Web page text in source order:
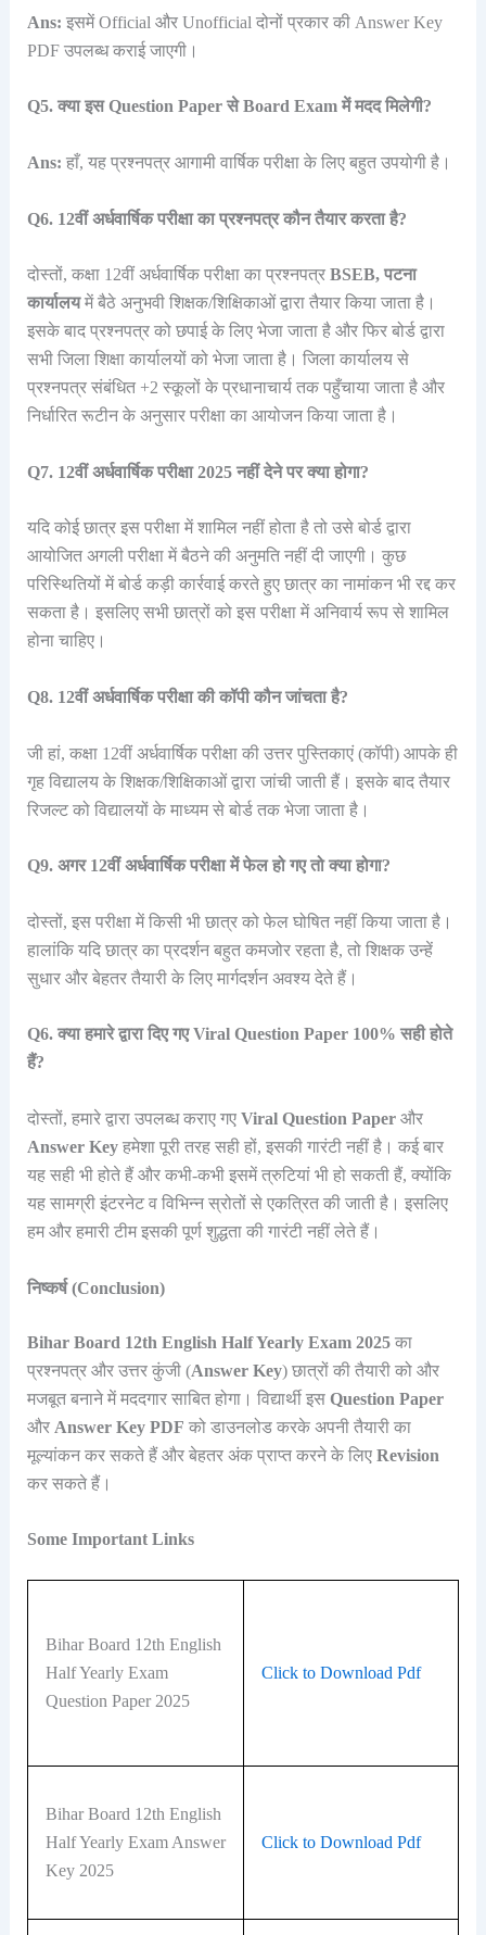
Ans: इसमें Official और Unofficial दोनों प्रकार की Answer Key
PDF उपलब्ध कराई जाएगी।
Q5. क्या इस Question Paper से Board Exam में मदद मिलेगी?
Ans: हाँ, यह प्रश्नपत्र आगामी वार्षिक परीक्षा के लिए बहुत उपयोगी है।
Q6. 12वीं अर्धवार्षिक परीक्षा का प्रश्नपत्र कौन तैयार करता है?
दोस्तों, कक्षा 12वीं अर्धवार्षिक परीक्षा का प्रश्नपत्र BSEB, पटना
कार्यालयमें बैठे अनुभवी शिक्षक/शिक्षिकाओं द्वारा तैयार किया जाता है।
इसके बाद प्रश्नपत्र को छपाई के लिए भेजा जाता है और फिर बोर्ड द्वारा
सभी जिला शिक्षा कार्यालयों को भेजा जाता है। जिला कार्यालय से
प्रश्नपत्र संबंधित +2 स्कूलों के प्रधानाचार्य तक पहुँचाया जाता है और
निर्धारित रूटीन के अनुसार परीक्षा का आयोजन किया जाता है।
Q7. 12वीं अर्धवार्षिक परीक्षा 2025 नहीं देने पर क्या होगा?
यदि कोई छात्र इस परीक्षा में शामिल नहीं होता है तो उसे बोर्ड द्वारा
आयोजित अगली परीक्षा में बैठने की अनुमति नहीं दी जाएगी। कुछ
परिस्थितियों में बोर्ड कड़ी कार्रवाई करते हुए छात्र का नामांकन भी रद्द कर
सकता है। इसलिए सभी छात्रों को इस परीक्षा में अनिवार्य रूप से शामिल
होना चाहिए।
Q8. 12वीं अर्धवार्षिक परीक्षा की कॉपी कौन जांचता है?
जी हां, कक्षा 12वीं अर्धवार्षिक परीक्षा की उत्तर पुस्तिकाएं (कॉपी) आपके ही
गृह विद्यालय के शिक्षक/शिक्षिकाओं द्वारा जांची जाती हैं। इसके बाद तैयार
रिजल्ट को विद्यालयों के माध्यम से बोर्ड तक भेजा जाता है।
Q9. अगर 12वीं अर्धवार्षिक परीक्षा में फेल हो गए तो क्या होगा?
दोस्तों, इस परीक्षा में किसी भी छात्र को फेल घोषित नहीं किया जाता है।
हालांकि यदि छात्र का प्रदर्शन बहुत कमजोर रहता है, तो शिक्षक उन्हें
सुधार और बेहतर तैयारी के लिए मार्गदर्शन अवश्य देते हैं।
Q6. क्या हमारे द्वारा दिए गए Viral Question Paper 100% सही होते
हैं?
दोस्तों, हमारे द्वारा उपलब्ध कराए गए Viral Question Paperऔर
Answer Keyहमेशा पूरी तरह सही हों, इसकी गारंटी नहीं है। कई बार
यह सही भी होते हैं और कभी-कभी इसमें त्रुटियां भी हो सकती हैं, क्योंकि
यह सामग्री इंटरनेट व विभिन्न स्रोतों से एकत्रित की जाती है। इसलिए
हम और हमारी टीम इसकी पूर्ण शुद्धता की गारंटी नहीं लेते हैं।
निष्कर्ष (Conclusion)
Bihar Board 12th English Half Yearly Exam 2025का
प्रश्नपत्र और उत्तर कुंजी (Answer Key) छात्रों की तैयारी को और
मजबूत बनाने में मददगार साबित होगा। विद्यार्थी इस Question Paper
और Answer Key PDF को डाउनलोड करके अपनी तैयारी का
मूल्यांकन कर सकते हैं और बेहतर अंक प्राप्त करने के लिए Revision
कर सकते हैं।
Some Important Links
Bihar Board 12th English
Half Yearly Exam
Question Paper 2025
Click to Download Pdf
Bihar Board 12th English
Half Yearly Exam Answer
Key 2025
Click to Download Pdf